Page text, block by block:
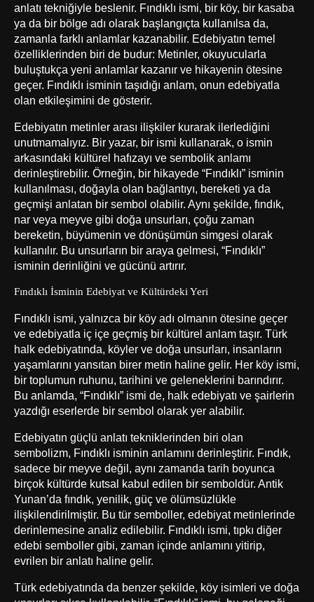
anlatı tekniğiyle beslenir. Fındıklı ismi, bir köy, bir kasaba
ya da bir bölge adı olarak başlangıçta kullanılsa da,
zamanla farklı anlamlar kazanabilir. Edebiyatın temel
özelliklerinden biri de budur: Metinler, okuyucularla
buluştukça yeni anlamlar kazanır ve hikayenin ötesine
geçer. Fındıklı isminin taşıdığı anlam, onun edebiyatla
olan etkileşimini de gösterir.
Edebiyatın metinler arası ilişkiler kurarak ilerlediğini
unutmamalıyız. Bir yazar, bir ismi kullanarak, o ismin
arkasındaki kültürel hafızayı ve sembolik anlamı
derinleştirebilir. Örneğin, bir hikayede “Fındıklı” isminin
kullanılması, doğayla olan bağlantıyı, bereketi ya da
geçmişi anlatan bir sembol olabilir. Aynı şekilde, fındık,
nar veya meyve gibi doğa unsurları, çoğu zaman
bereketin, büyümenin ve dönüşümün simgesi olarak
kullanılır. Bu unsurların bir araya gelmesi, “Fındıklı”
isminin derinliğini ve gücünü artırır.
Fındıklı İsminin Edebiyat ve Kültürdeki Yeri
Fındıklı ismi, yalnızca bir köy adı olmanın ötesine geçer
ve edebiyatla iç içe geçmiş bir kültürel anlam taşır. Türk
halk edebiyatında, köyler ve doğa unsurları, insanların
yaşamlarını yansıtan birer metin haline gelir. Her köy ismi,
bir toplumun ruhunu, tarihini ve geleneklerini barındırır.
Bu anlamda, “Fındıklı” ismi de, halk edebiyatı ve şairlerin
yazdığı eserlerde bir sembol olarak yer alabilir.
Edebiyatın güçlü anlatı tekniklerinden biri olan
sembolizm, Fındıklı isminin anlamını derinleştirir. Fındık,
sadece bir meyve değil, aynı zamanda tarih boyunca
birçok kültürde kutsal kabul edilen bir semboldür. Antik
Yunan’da fındık, yenilik, güç ve ölümsüzlükle
ilişkilendirilmiştir. Bu tür semboller, edebiyat metinlerinde
derinlemesine analiz edilebilir. Fındıklı ismi, tıpkı diğer
edebi semboller gibi, zaman içinde anlamını yitirip,
evrilen bir anlatı haline gelir.
Türk edebiyatında da benzer şekilde, köy isimleri ve doğa